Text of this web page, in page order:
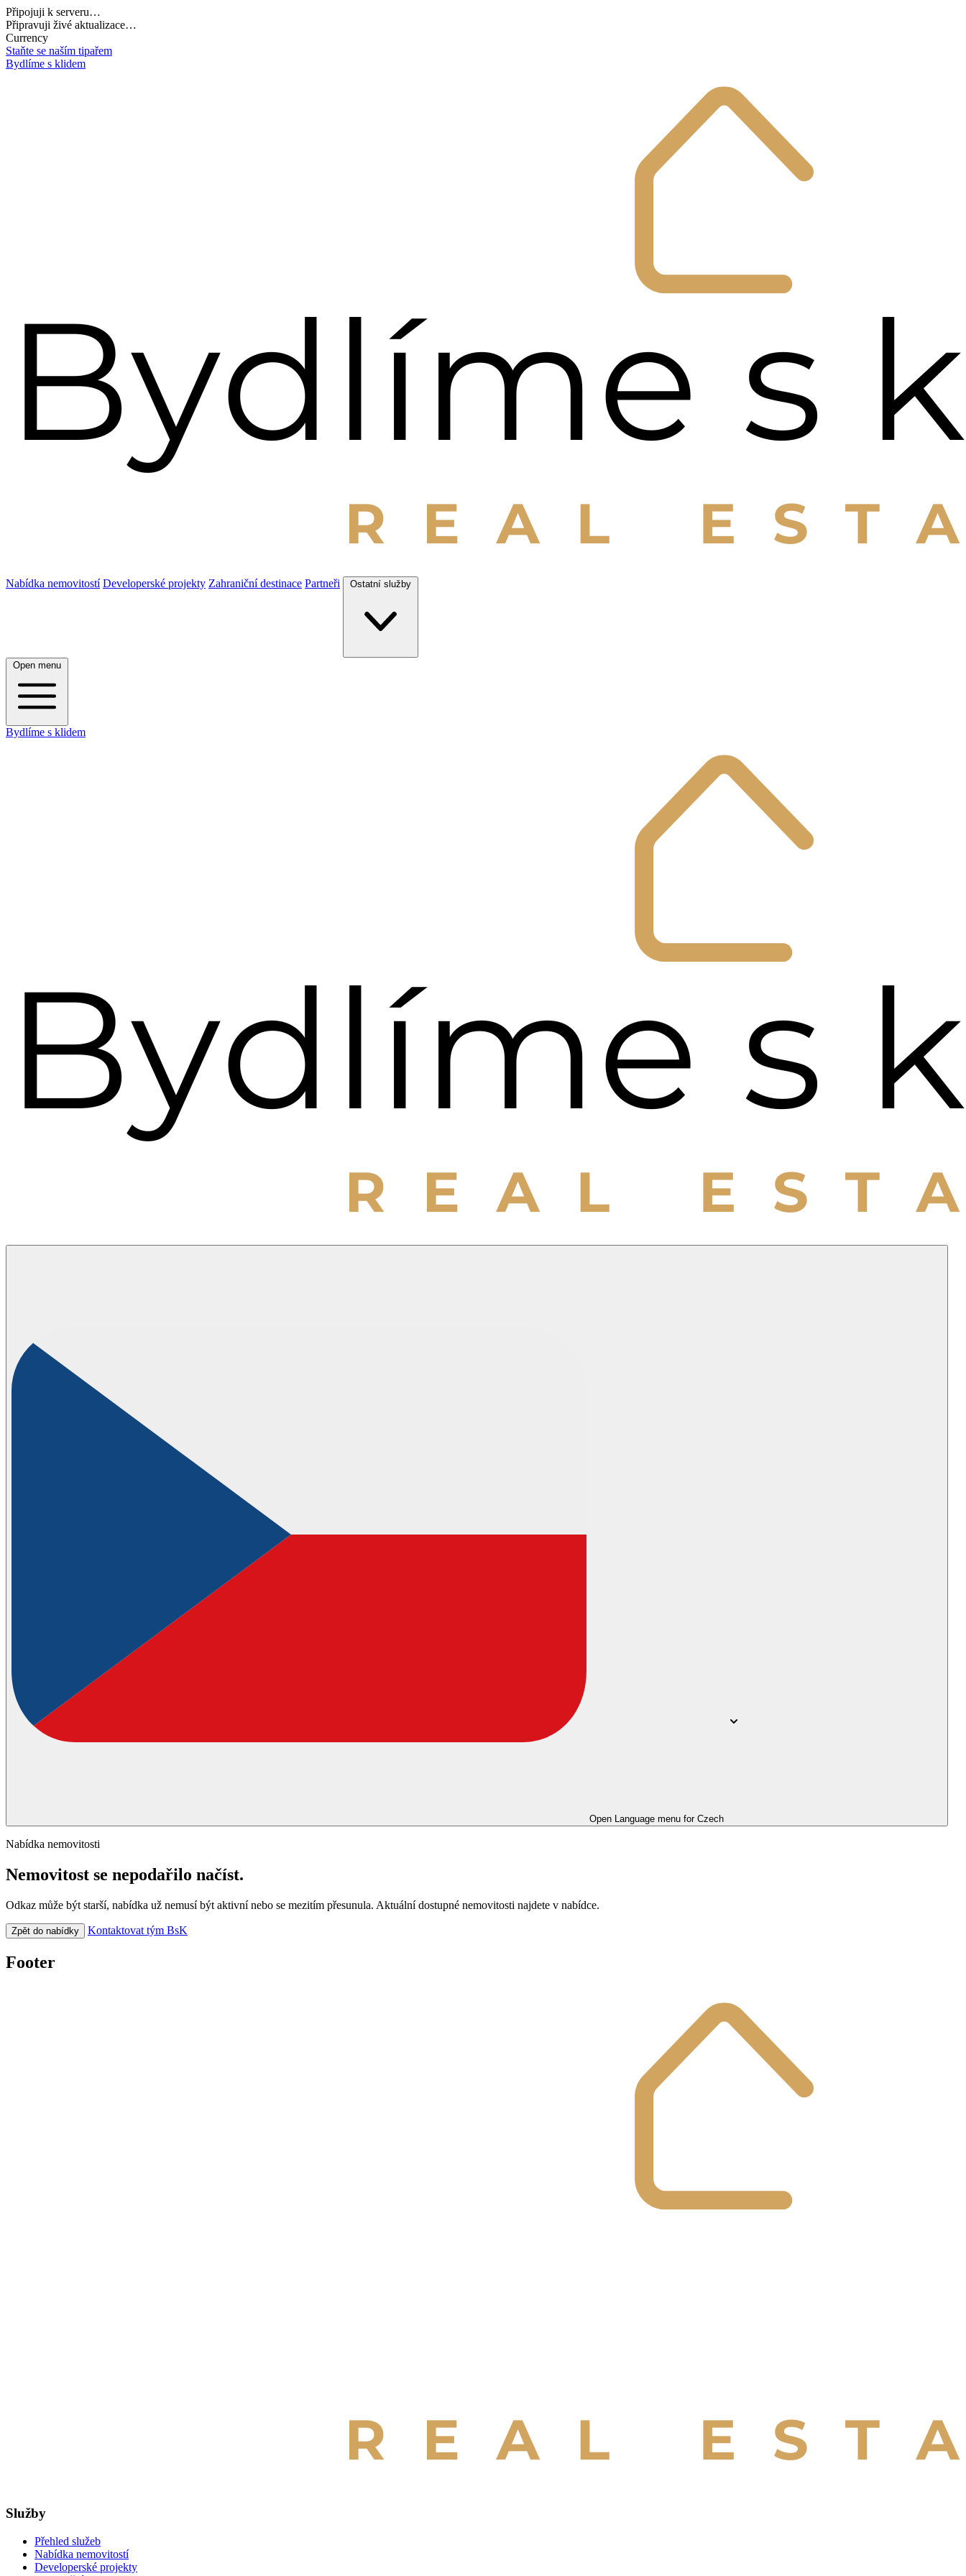
Připojuji k serveru…
Připravuji živé aktualizace…
Currency
Staňte se naším tipařem
Bydlíme s klidem
Nabídka nemovitostí Developerské projekty Zahraniční destinace Partneři Ostatní služby
Open menu
Bydlíme s klidem
Open Language menu for Czech
Nabídka nemovitosti
Nemovitost se nepodařilo načíst.
Odkaz může být starší, nabídka už nemusí být aktivní nebo se mezitím přesunula. Aktuální dostupné nemovitosti najdete v nabídce.
Zpět do nabídky Kontaktovat tým BsK
Footer
Služby
Přehled služeb
Nabídka nemovitostí
Developerské projekty